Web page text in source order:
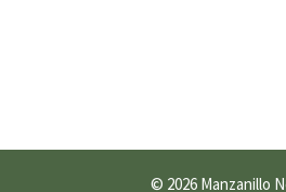
© 2026 Manzanillo